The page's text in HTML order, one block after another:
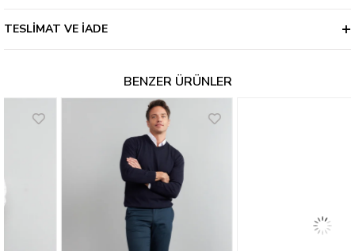
TESLIMAT VE İADE
BENZER ÜRÜNLER